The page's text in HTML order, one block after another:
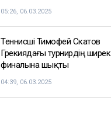
05:26, 06.03.2025
Теннисші Тимофей Скатов
Грекиядағы турнирдің ширек
финалына шықты
04:39, 06.03.2025